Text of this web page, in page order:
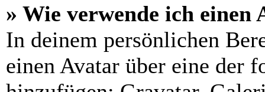
» Wie verwende ich einen
In deinem persönlichen
einen Avatar über eine der